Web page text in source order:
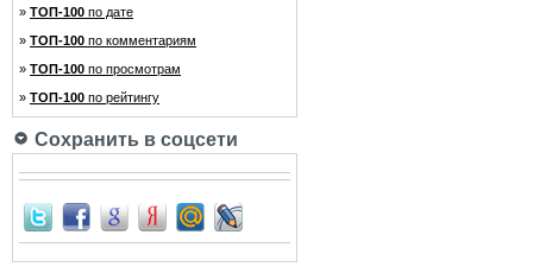
» ТОП-100 по дате
» ТОП-100 по комментариям
» ТОП-100 по просмотрам
» ТОП-100 по рейтингу
Сохранить в соцсети